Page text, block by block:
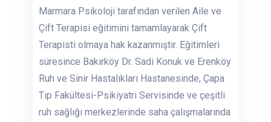
Marmara Psikoloji tarafından verilen Aile ve
Çift Terapisi eğitimini tamamlayarak Çift
Terapisti olmaya hak kazanmıştır. Eğitimleri
süresince Bakırköy Dr. Sadi Konuk ve Erenköy
Ruh ve Sinir Hastalıkları Hastanesinde, Çapa
Tıp Fakültesi-Psikiyatri Servisinde ve çeşitli
ruh sağlığı merkezlerinde saha çalışmalarında